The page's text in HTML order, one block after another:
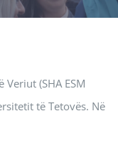
(SHA ESM
të Tetovës. Në